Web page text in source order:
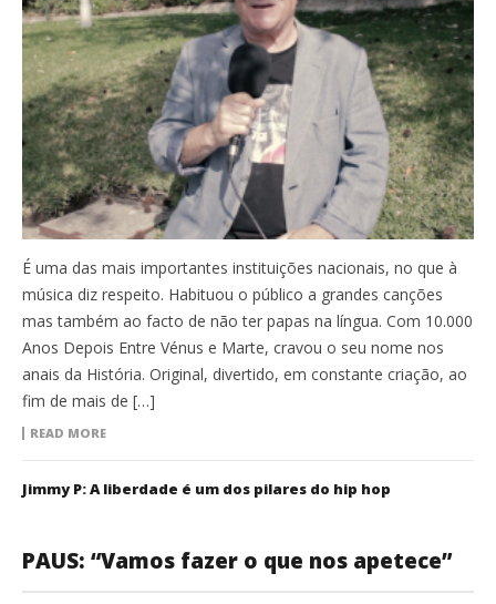
É uma das mais importantes instituições nacionais, no que à
música diz respeito. Habituou o público a grandes canções
mas também ao facto de não ter papas na língua. Com 10.000
Anos Depois Entre Vénus e Marte, cravou o seu nome nos
anais da História. Original, divertido, em constante criação, ao
fim de mais de […]
READ MORE
Jimmy P: A liberdade é um dos pilares do hip hop
PAUS: “Vamos fazer o que nos apetece”